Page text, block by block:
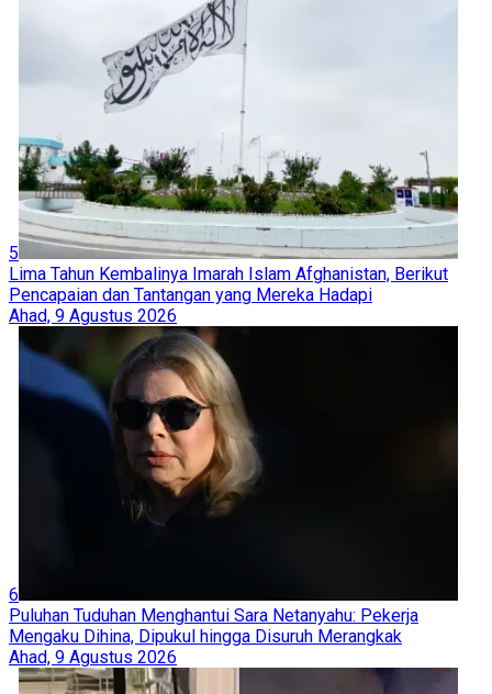
5
Lima Tahun Kembalinya Imarah Islam Afghanistan, Berikut
Pencapaian dan Tantangan yang Mereka Hadapi
Ahad, 9 Agustus 2026
6
Puluhan Tuduhan Menghantui Sara Netanyahu: Pekerja
Mengaku Dihina, Dipukul hingga Disuruh Merangkak
Ahad, 9 Agustus 2026